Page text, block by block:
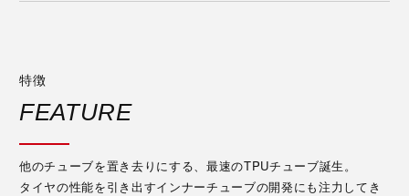
特徴
FEATURE
他のチューブを置き去りにする、最速のTPUチューブ誕生。
タイヤの性能を引き出すインナーチューブの開発にも注力してき